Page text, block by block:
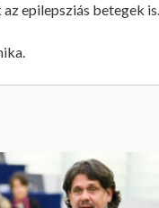
epilepsziás betegek is.